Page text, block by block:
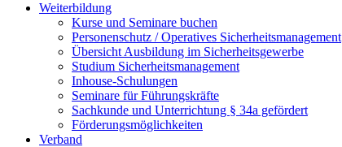
Weiterbildung
Kurse und Seminare buchen
Personenschutz / Operatives Sicherheitsmanagement
Übersicht Ausbildung im Sicherheitsgewerbe
Studium Sicherheitsmanagement
Inhouse-Schulungen
Seminare für Führungskräfte
Sachkunde und Unterrichtung § 34a gefördert
Förderungsmöglichkeiten
Verband